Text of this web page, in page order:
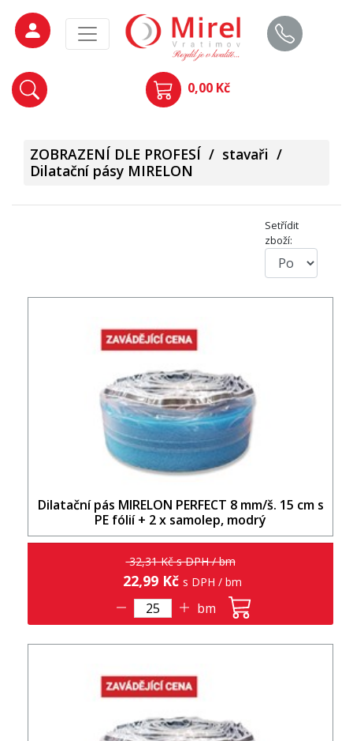
0,00 Kč
ZOBRAZENÍ DLE PROFESÍ / stavaři /
Dilatační pásy MIRELON
Setřídit
zboží:
Dilatační pás MIRELON PERFECT 8 mm/š. 15 cm s
PE fólií + 2 x samolep, modrý
32,31 Kč s DPH / bm
22,99 Kč s DPH / bm
bm